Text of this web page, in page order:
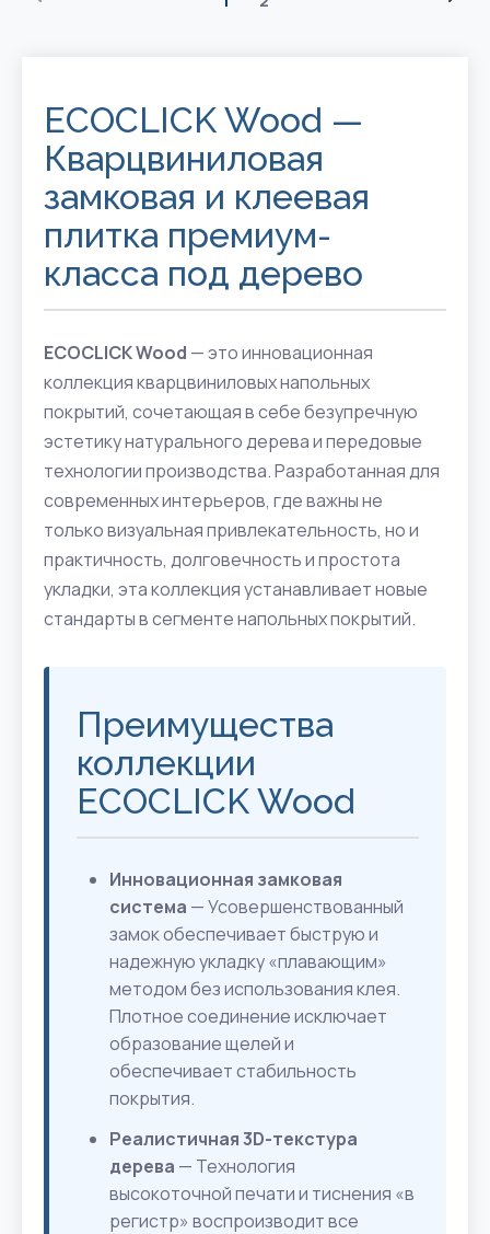
ECOCLICK Wood —
Кварцвиниловая
замковая и клеевая
плитка премиум-
класса под дерево
ECOCLICK Wood — это инновационная
коллекция кварцвиниловых напольных
покрытий, сочетающая в себе безупречную
эстетику натурального дерева и передовые
технологии производства. Разработанная для
современных интерьеров, где важны не
только визуальная привлекательность, но и
практичность, долговечность и простота
укладки, эта коллекция устанавливает новые
стандарты в сегменте напольных покрытий.
Преимущества
коллекции
ECOCLICK Wood
Инновационная замковая
система — Усовершенствованный
замок обеспечивает быструю и
надежную укладку «плавающим»
методом без использования клея.
Плотное соединение исключает
образование щелей и
обеспечивает стабильность
покрытия.
Реалистичная 3D-текстура
дерева — Технология
высокоточной печати и тиснения «в
регистр» воспроизводит все